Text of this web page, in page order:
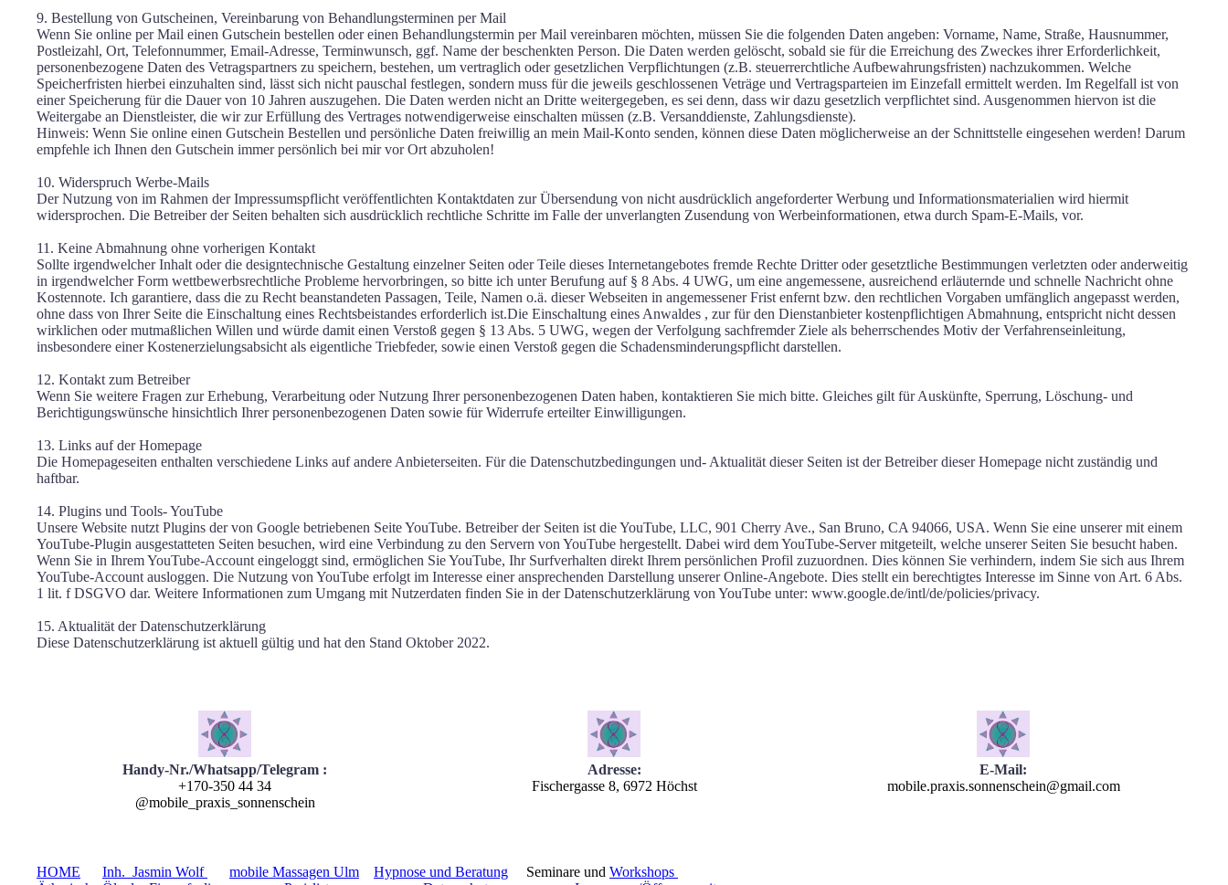
9. Bestellung von Gutscheinen, Vereinbarung von Behandlungsterminen per Mail
Wenn Sie online per Mail einen Gutschein bestellen oder einen Behandlungstermin per Mail vereinbaren möchten, müssen Sie die folgenden Daten angeben: Vorname, Name, Straße, Hausnummer,
Postleizahl, Ort, Telefonnummer, Email-Adresse, Terminwunsch, ggf. Name der beschenkten Person. Die Daten werden gelöscht, sobald sie für die Erreichung des Zweckes ihrer Erforderlichkeit,
personenbezogene Daten des Vetragspartners zu speichern, bestehen, um vertraglich oder gesetzlichen Verpflichtungen (z.B. steuerrerchtliche Aufbewahrungsfristen) nachzukommen. Welche
Speicherfristen hierbei einzuhalten sind, lässt sich nicht pauschal festlegen, sondern muss für die jeweils geschlossenen Veträge und Vertragsparteien im Einzefall ermittelt werden. Im Regelfall ist von
einer Speicherung für die Dauer von 10 Jahren auszugehen. Die Daten werden nicht an Dritte weitergegeben, es sei denn, dass wir dazu gesetzlich verpflichtet sind. Ausgenommen hiervon ist die
Weitergabe an Dienstleister, die wir zur Erfüllung des Vertrages notwendigerweise einschalten müssen (z.B. Versanddienste, Zahlungsdienste).
Hinweis: Wenn Sie online einen Gutschein Bestellen und persönliche Daten freiwillig an mein Mail-Konto senden, können diese Daten möglicherweise an der Schnittstelle eingesehen werden! Darum
empfehle ich Ihnen den Gutschein immer persönlich bei mir vor Ort abzuholen!
10. Widerspruch Werbe-Mails
Der Nutzung von im Rahmen der Impressumspflicht veröffentlichten Kontaktdaten zur Übersendung von nicht ausdrücklich angeforderter Werbung und Informationsmaterialien wird hiermit
widersprochen. Die Betreiber der Seiten behalten sich ausdrücklich rechtliche Schritte im Falle der unverlangten Zusendung von Werbeinformationen, etwa durch Spam-E-Mails, vor.
11. Keine Abmahnung ohne vorherigen Kontakt
Sollte irgendwelcher Inhalt oder die designtechnische Gestaltung einzelner Seiten oder Teile dieses Internetangebotes fremde Rechte Dritter oder gesetztliche Bestimmungen verletzten oder anderweitig
in irgendwelcher Form wettbewerbsrechtliche Probleme hervorbringen, so bitte ich unter Berufung auf § 8 Abs. 4 UWG, um eine angemessene, ausreichend erläuternde und schnelle Nachricht ohne
Kostennote. Ich garantiere, dass die zu Recht beanstandeten Passagen, Teile, Namen o.ä. dieser Webseiten in angemessener Frist enfernt bzw. den rechtlichen Vorgaben umfänglich angepasst werden,
ohne dass von Ihrer Seite die Einschaltung eines Rechtsbeistandes erforderlich ist.Die Einschaltung eines Anwaldes , zur für den Dienstanbieter kostenpflichtigen Abmahnung, entspricht nicht dessen
wirklichen oder mutmaßlichen Willen und würde damit einen Verstoß gegen § 13 Abs. 5 UWG, wegen der Verfolgung sachfremder Ziele als beherrschendes Motiv der Verfahrenseinleitung,
insbesondere einer Kostenerzielungsabsicht als eigentliche Triebfeder, sowie einen Verstoß gegen die Schadensminderungspflicht darstellen.
12. Kontakt zum Betreiber
Wenn Sie weitere Fragen zur Erhebung, Verarbeitung oder Nutzung Ihrer personenbezogenen Daten haben, kontaktieren Sie mich bitte. Gleiches gilt für Auskünfte, Sperrung, Löschung- und
Berichtigungswünsche hinsichtlich Ihrer personenbezogenen Daten sowie für Widerrufe erteilter Einwilligungen.
13. Links auf der Homepage
Die Homepageseiten enthalten verschiedene Links auf andere Anbieterseiten. Für die Datenschutzbedingungen und- Aktualität dieser Seiten ist der Betreiber dieser Homepage nicht zuständig und
haftbar.
14. Plugins und Tools- YouTube
Unsere Website nutzt Plugins der von Google betriebenen Seite YouTube. Betreiber der Seiten ist die YouTube, LLC, 901 Cherry Ave., San Bruno, CA 94066, USA. Wenn Sie eine unserer mit einem
YouTube-Plugin ausgestatteten Seiten besuchen, wird eine Verbindung zu den Servern von YouTube hergestellt. Dabei wird dem YouTube-Server mitgeteilt, welche unserer Seiten Sie besucht haben.
Wenn Sie in Ihrem YouTube-Account eingeloggt sind, ermöglichen Sie YouTube, Ihr Surfverhalten direkt Ihrem persönlichen Profil zuzuordnen. Dies können Sie verhindern, indem Sie sich aus Ihrem
YouTube-Account ausloggen. Die Nutzung von YouTube erfolgt im Interesse einer ansprechenden Darstellung unserer Online-Angebote. Dies stellt ein berechtigtes Interesse im Sinne von Art. 6 Abs.
1 lit. f DSGVO dar. Weitere Informationen zum Umgang mit Nutzerdaten finden Sie in der Datenschutzerklärung von YouTube unter: www.google.de/intl/de/policies/privacy.
15. Aktualität der Datenschutzerklärung
Diese Datenschutzerklärung ist aktuell gültig und hat den Stand Oktober 2022.
Handy-Nr./Whatsapp/Telegram :
+170-350 44 34
@mobile_praxis_sonnenschein
Adresse:
Fischergasse 8, 6972 Höchst
E-Mail:
mobile.praxis.sonnenschein@gmail.com
HOME Inh. Jasmin Wolf mobile Massagen Ulm Hypnose und Beratung Seminare und Workshops